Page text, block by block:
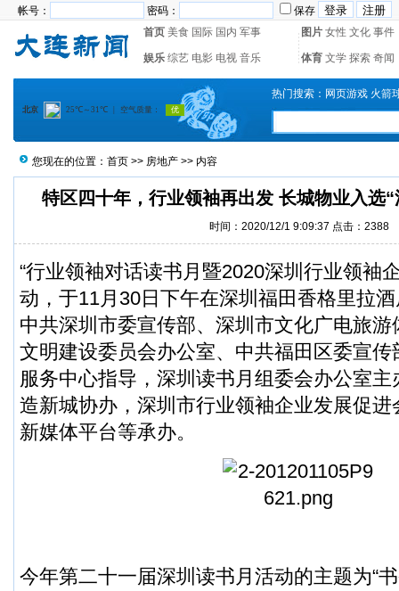
帐号： 密码：
保存
首页 美食 国际 国内 军事 图片 女性 文化 事件
娱乐 综艺 电影 电视 音乐 体育 文学 探索 奇闻
热门搜索： 网页游戏 火箭
您现在的位置： 首页 >> 房地产 >> 内容
特区四十年，行业领袖再出发 长城物业入选
时间：2020/12/1 9:09:37 点击：2388
“行业领袖对话读书月暨2020深圳行业领袖
动，于11月30日下午在深圳福田香格里拉
中共深圳市委宣传部、深圳市文化广电旅
文明建设委员会办公室、中共福田区委宣
服务中心指导，深圳读书月组委会办公室主
造新城协办，深圳市行业领袖企业发展促
新媒体平台等承办。
今年第二十一届深圳读书月活动的主题为“